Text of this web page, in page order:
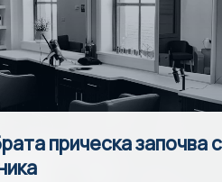
прическа започва